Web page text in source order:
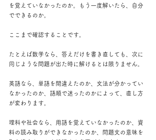
を覚えていなかったのか。もう一度解いたら、自分
でできるのか。
ここまで確認することです。
たとえば数学なら、答えだけを書き直しても、次に
同じような問題が出た時に解けるとは限りません。
英語なら、単語を間違えたのか、文法が分かってい
なかったのか、語順で迷ったのかによって、直し方
が変わります。
理科や社会なら、用語を覚えていなかったのか、資
料の読み取りができなかったのか、問題文の意味を